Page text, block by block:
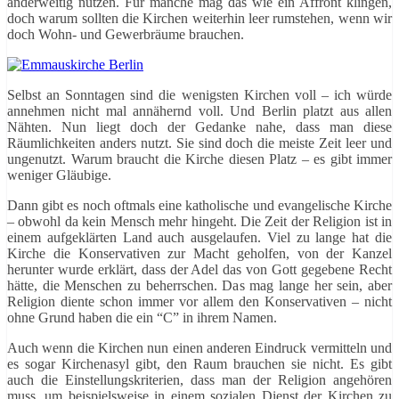
doch warum sollten die Kirchen weiterhin leer rumstehen, wenn wir
doch Wohn- und Gewerbräume brauchen.
Selbst an Sonntagen sind die wenigsten Kirchen voll – ich würde
annehmen nicht mal annähernd voll. Und Berlin platzt aus allen
Nähten. Nun liegt doch der Gedanke nahe, dass man diese
Räumlichkeiten anders nutzt. Sie sind doch die meiste Zeit leer und
ungenutzt. Warum braucht die Kirche diesen Platz – es gibt immer
weniger Gläubige.
Dann gibt es noch oftmals eine katholische und evangelische Kirche
– obwohl da kein Mensch mehr hingeht. Die Zeit der Religion ist in
einem aufgeklärten Land auch ausgelaufen. Viel zu lange hat die
Kirche die Konservativen zur Macht geholfen, von der Kanzel
herunter wurde erklärt, dass der Adel das von Gott gegebene Recht
hätte, die Menschen zu beherrschen. Das mag lange her sein, aber
Religion diente schon immer vor allem den Konservativen – nicht
ohne Grund haben die ein “C” in ihrem Namen.
Auch wenn die Kirchen nun einen anderen Eindruck vermitteln und
es sogar Kirchenasyl gibt, den Raum brauchen sie nicht. Es gibt
auch die Einstellungskriterien, dass man der Religion angehören
muss, um beispielsweise in einem sozialen Dienst der Kirchen zu